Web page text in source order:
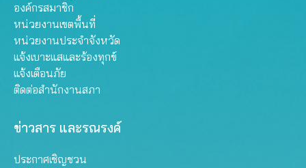
องค์กรสมาชิก
หน่วยงานเขตพื้นที่
หน่วยงานประจำจังหวัด
แจ้งเบาะแสและร้องทุกข์
แจ้งเตือนภัย
ติดต่อสำนักงานสภา
ข่าวสาร และรณรงค์
ประกาศเชิญชวน